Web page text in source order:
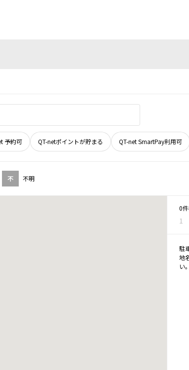
予約可 QT-netポイントが貯まる QT-net SmartPay利用可
不 不明
0
1
駐
地
い。